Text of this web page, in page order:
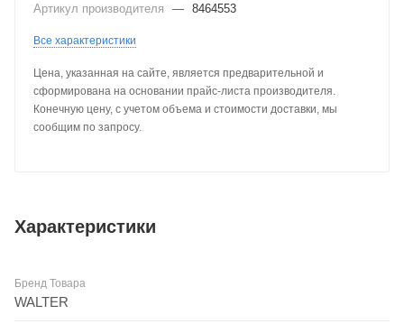
Артикул производителя
— 8464553
Все характеристики
Цена, указанная на сайте, является предварительной и
сформирована на основании прайс-листа производителя.
Конечную цену, с учетом объема и стоимости доставки, мы
сообщим по запросу.
Характеристики
Бренд Товара
WALTER